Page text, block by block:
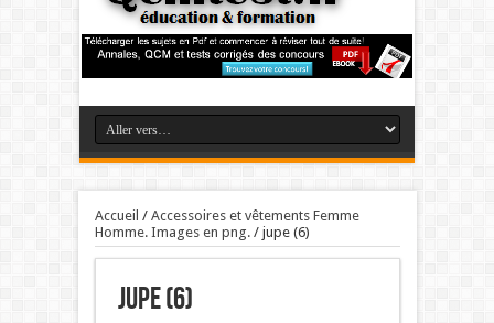
Accueil / Accessoires et vêtements Femme
Homme. Images en png./ jupe (6)
jupe (6)